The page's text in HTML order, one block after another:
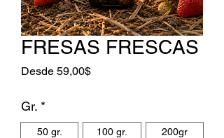
FRESAS FRESCAS
Desde 59,00$Precio de oferta
Gr. *
50 gr. 100 gr. 200gr